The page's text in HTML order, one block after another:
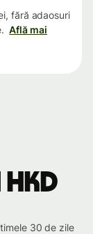
fără adaosuri
Află mai
30 de zile